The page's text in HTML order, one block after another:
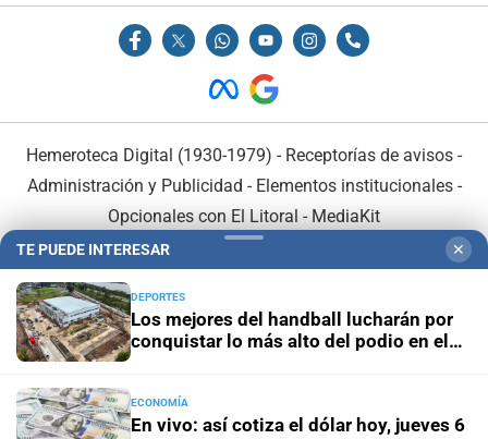
Hemeroteca Digital (1930-1979) - Receptorías de avisos -
Administración y Publicidad - Elementos institucionales-
Opcionales con El Litoral - MediaKit
En Asociación con:
TE PUEDE INTERESAR ✕
DEPORTES
Los mejores del handball lucharán por
conquistar lo más alto del podio en el
ECONOMÍA
En vivo: así cotiza el dólar hoy, jueves 6